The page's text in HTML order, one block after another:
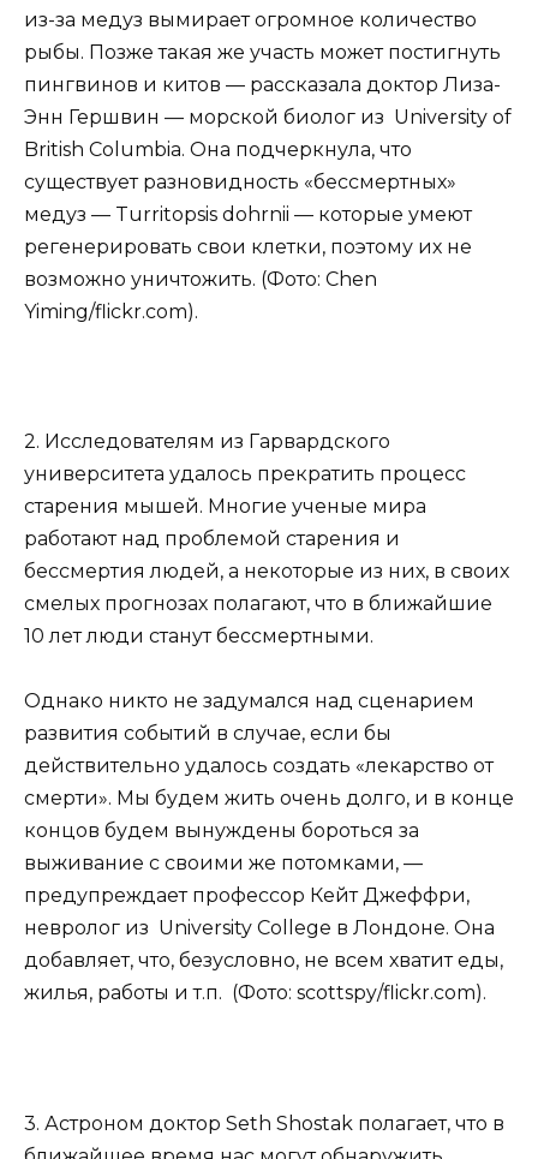
из-за медуз вымирает огромное количество
рыбы. Позже такая же участь может постигнуть
пингвинов и китов — рассказала доктор Лиза-
Энн Гершвин — морской биолог из University of
British Columbia. Она подчеркнула, что
существует разновидность «бессмертных»
медуз — Turritopsis dohrnii — которые умеют
регенерировать свои клетки, поэтому их не
возможно уничтожить. (Фото: Chen
Yiming/flickr.com).
2. Исследователям из Гарвардского
университета удалось прекратить процесс
старения мышей. Многие ученые мира
работают над проблемой старения и
бессмертия людей, а некоторые из них, в своих
смелых прогнозах полагают, что в ближайшие
10 лет люди станут бессмертными.
Однако никто не задумался над сценарием
развития событий в случае, если бы
действительно удалось создать «лекарство от
смерти». Мы будем жить очень долго, и в конце
концов будем вынуждены бороться за
выживание с своими же потомками, —
предупреждает профессор Кейт Джеффри,
невролог из University College в Лондоне. Она
добавляет, что, безусловно, не всем хватит еды,
жилья, работы и т.п. (Фото: scottspy/flickr.com).
3. Астроном доктор Seth Shostak полагает, что в